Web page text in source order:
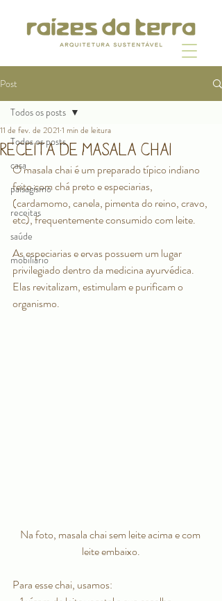
Post
Todos os posts
casa
paisagismo
receitas
saúde
mobiliário
Todos os posts
Receita de masala chai
11 de fev. de 2021 1 min de leitura
O masala chai é um preparado típico indiano
feito com chá preto e especiarias,
(cardamomo, canela, pimenta do reino, cravo,
etc), frequentemente consumido com leite.
As especiarias e ervas possuem um lugar
privilegiado dentro da medicina ayurvédica.
Elas revitalizam, estimulam e purificam o
organismo.
Na foto, masala chai sem leite acima e com
leite embaixo.
Para esse chai, usamos: